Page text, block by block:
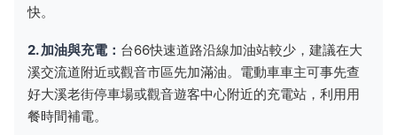
快。
2. 加油與充電： 台66快速道路沿線加油站較少，建議在大
溪交流道附近或觀音市區先加滿油。電動車車主可事先查
好大溪老街停車場或觀音遊客中心附近的充電站，利用用
餐時間補電。